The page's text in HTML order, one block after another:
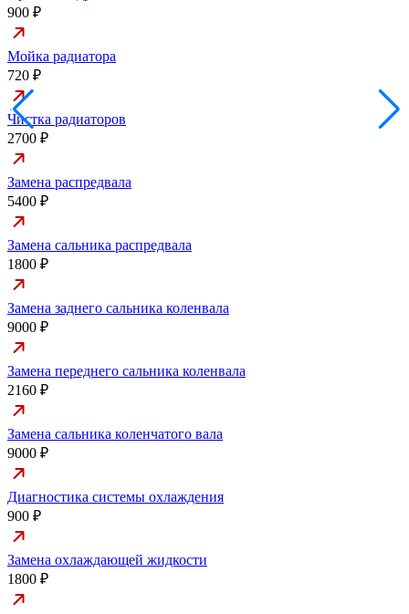
900 ₽
Мойка радиатора
720 ₽
Чистка радиаторов
2700 ₽
Замена распредвала
5400 ₽
Замена сальника распредвала
1800 ₽
Замена заднего сальника коленвала
9000 ₽
Замена переднего сальника коленвала
2160 ₽
Замена сальника коленчатого вала
9000 ₽
Диагностика системы охлаждения
900 ₽
Замена охлаждающей жидкости
1800 ₽